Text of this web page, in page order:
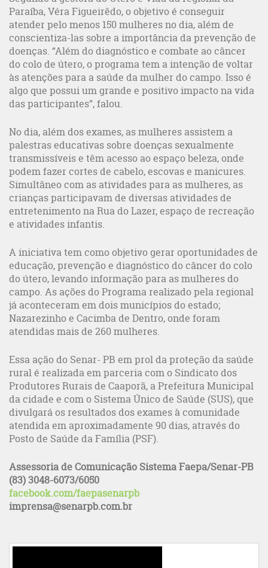
Paraíba, Véra Figueirêdo, o objetivo é conseguir
atender pelo menos 150 mulheres no dia, além de
conscientiza-las sobre a importância da prevenção de
doenças. “Além do diagnóstico e combate ao câncer
do colo de útero, o programa tem a intenção de voltar
às atenções para a saúde da mulher do campo. Isso é
algo que possui um grande e positivo impacto na vida
das participantes”, falou.
No dia, além dos exames, as mulheres assistem a
palestras educativas sobre doenças sexualmente
transmissíveis e têm acesso ao espaço beleza, onde
podem fazer cortes de cabelo, escovas e manicures.
Simultâneo com as atividades para as mulheres, as
crianças participavam de diversas atividades de
entretenimento na Rua do Lazer, espaço de recreação
e atividades infantis.
A iniciativa tem como objetivo gerar oportunidades de
educação, prevenção e diagnóstico do câncer do colo
do útero, levando informação para as mulheres do
campo. As ações do Programa realizado pela regional
já aconteceram em dois municípios do estado;
Nazarezinho e Cacimba de Dentro, onde foram
atendidas mais de 260 mulheres.
Essa ação do Senar- PB em prol da proteção da saúde
rural é realizada em parceria com o Sindicato dos
Produtores Rurais de Caaporã, a Prefeitura Municipal
da cidade e com o Sistema Único de Saúde (SUS), que
divulgará os resultados dos exames à comunidade
atendida em aproximadamente 90 dias, através do
Posto de Saúde da Família (PSF).
Assessoria de Comunicação Sistema Faepa/Senar-PB
(83) 3048-6073/6050
facebook.com/faepasenarpb
imprensa@senarpb.com.br